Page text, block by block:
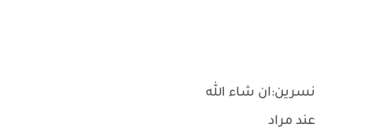
نسرين:ان شاء الله
عند مراد